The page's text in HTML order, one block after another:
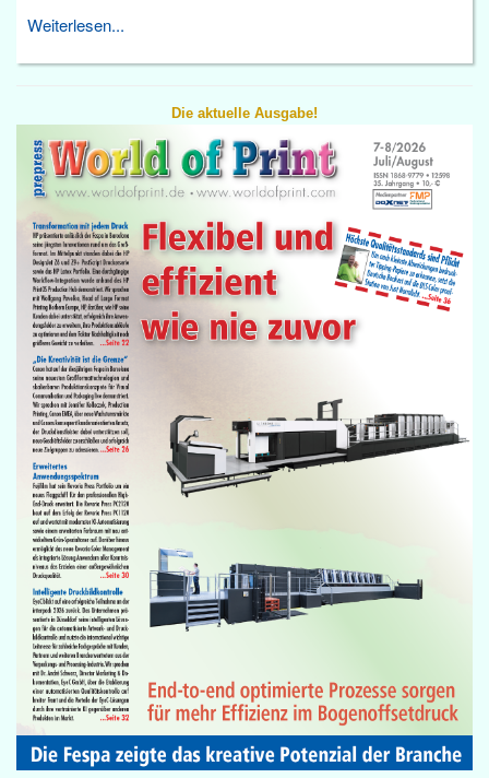
Weiterlesen...
Die aktuelle Ausgabe!